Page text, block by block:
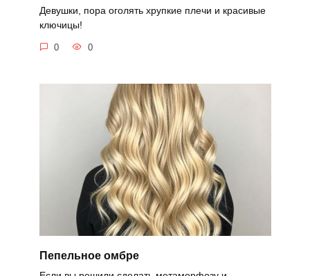
Девушки, пора оголять хрупкие плечи и красивые
ключицы!
0 0
Пепельное омбре